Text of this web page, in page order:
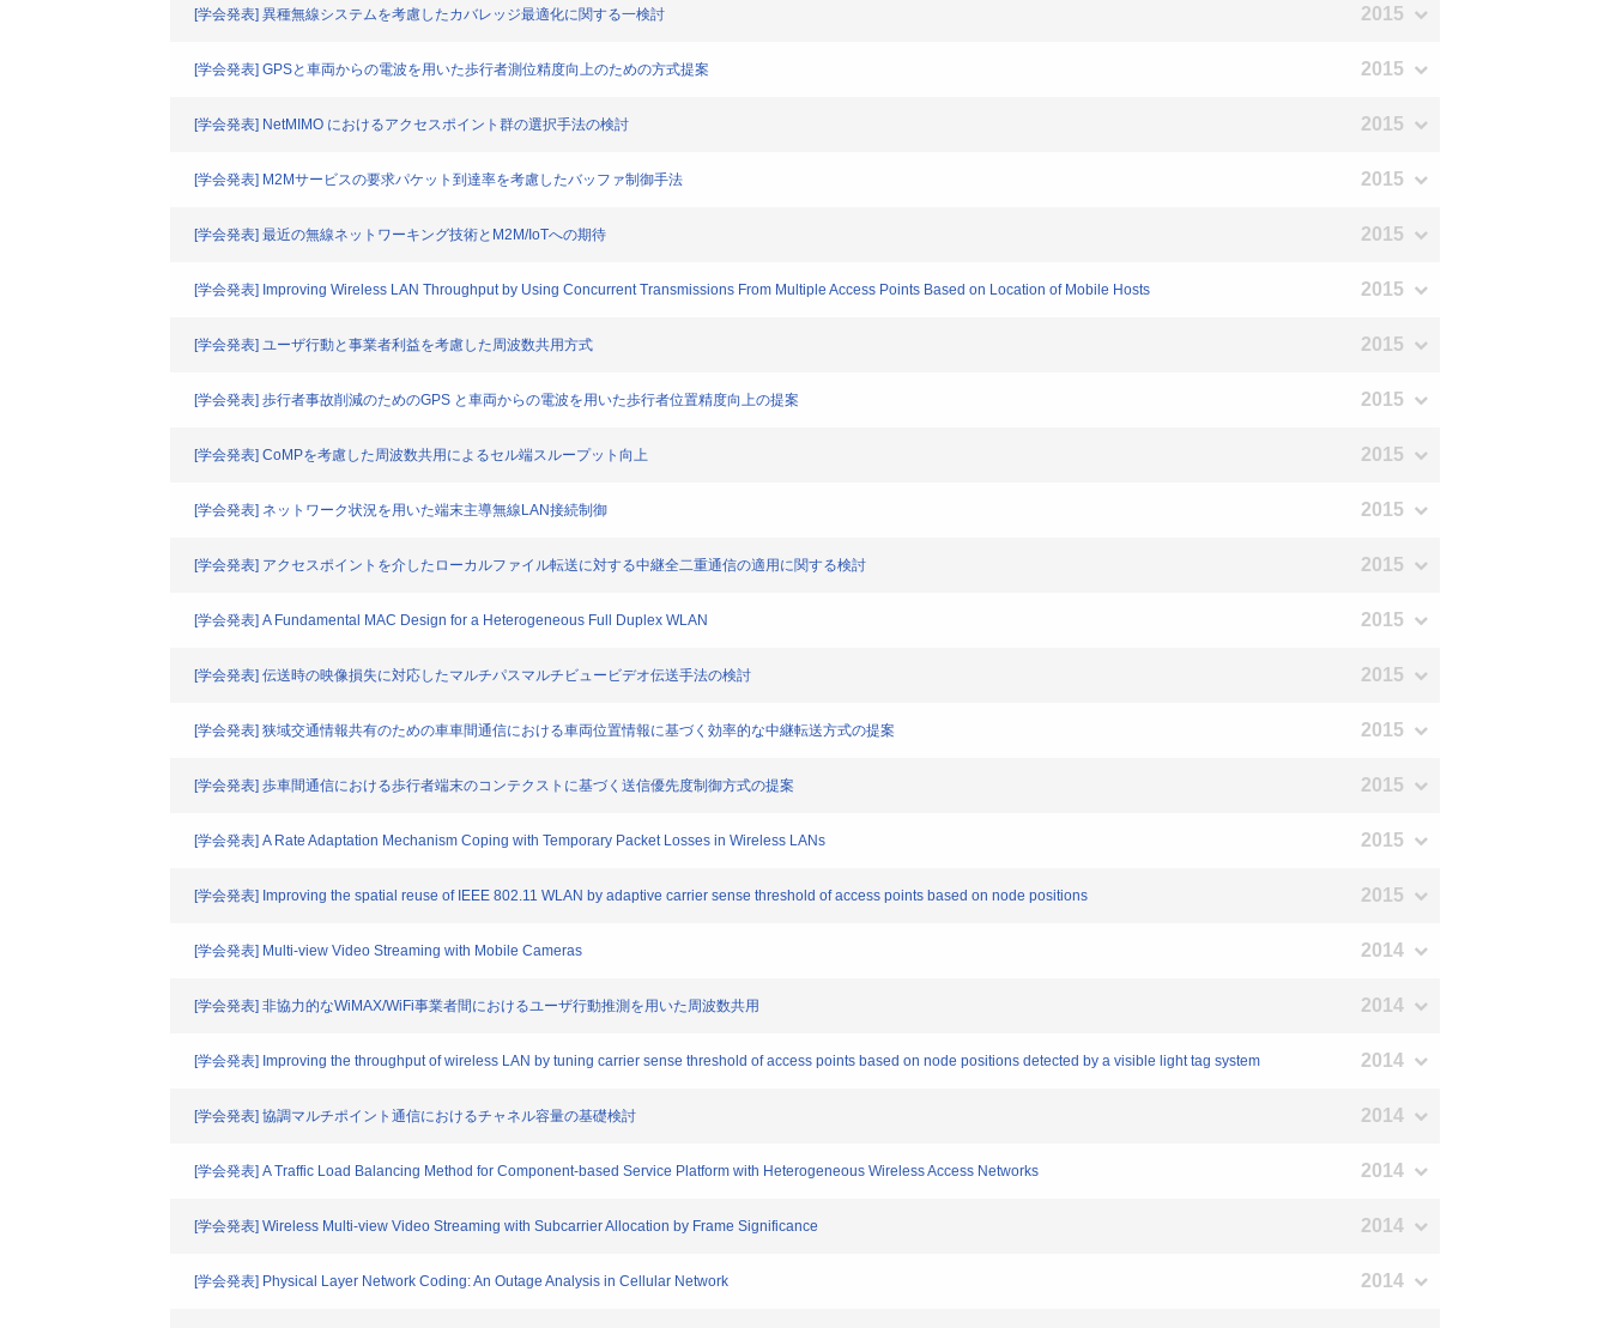
[学会発表] 異種無線システムを考慮したカバレッジ最適化に関する一検討 2015
[学会発表] GPSと車両からの電波を用いた歩行者測位精度向上のための方式提案 2015
[学会発表] NetMIMO におけるアクセスポイント群の選択手法の検討 2015
[学会発表] M2Mサービスの要求パケット到達率を考慮したバッファ制御手法 2015
[学会発表] 最近の無線ネットワーキング技術とM2M/IoTへの期待 2015
[学会発表] Improving Wireless LAN Throughput by Using Concurrent Transmissions From Multiple Access Points Based on Location of Mobile Hosts 2015
[学会発表] ユーザ行動と事業者利益を考慮した周波数共用方式 2015
[学会発表] 歩行者事故削減のためのGPS と車両からの電波を用いた歩行者位置精度向上の提案 2015
[学会発表] CoMPを考慮した周波数共用によるセル端スループット向上 2015
[学会発表] ネットワーク状況を用いた端末主導無線LAN接続制御 2015
[学会発表] アクセスポイントを介したローカルファイル転送に対する中継全二重通信の適用に関する検討 2015
[学会発表] A Fundamental MAC Design for a Heterogeneous Full Duplex WLAN 2015
[学会発表] 伝送時の映像損失に対応したマルチパスマルチビュービデオ伝送手法の検討 2015
[学会発表] 狭域交通情報共有のための車車間通信における車両位置情報に基づく効率的な中継転送方式の提案 2015
[学会発表] 歩車間通信における歩行者端末のコンテクストに基づく送信優先度制御方式の提案 2015
[学会発表] A Rate Adaptation Mechanism Coping with Temporary Packet Losses in Wireless LANs 2015
[学会発表] Improving the spatial reuse of IEEE 802.11 WLAN by adaptive carrier sense threshold of access points based on node positions 2015
[学会発表] Multi-view Video Streaming with Mobile Cameras 2014
[学会発表] 非協力的なWiMAX/WiFi事業者間におけるユーザ行動推測を用いた周波数共用 2014
[学会発表] Improving the throughput of wireless LAN by tuning carrier sense threshold of access points based on node positions detected by a visible light tag system 2014
[学会発表] 協調マルチポイント通信におけるチャネル容量の基礎検討 2014
[学会発表] A Traffic Load Balancing Method for Component-based Service Platform with Heterogeneous Wireless Access Networks 2014
[学会発表] Wireless Multi-view Video Streaming with Subcarrier Allocation by Frame Significance 2014
[学会発表] Physical Layer Network Coding: An Outage Analysis in Cellular Network 2014